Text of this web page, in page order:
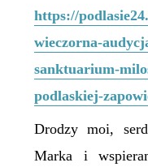
https://
wieczorna-
sanktuarium-
podlaskiej-
Drodzy moi,
Marka i